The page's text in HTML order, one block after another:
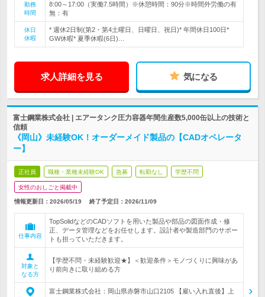
勤務
時間
8:00～17:00（実働7.5時間）※休憩時間：90分※時間外労働の有
無：有
休日
休暇
* 週休2日制(第2・第4土曜日、日曜日、祝日)* 年間休日100日*
GW休暇* 夏季休暇(6日)…
求人詳細を見る 気になる
富士鋼業株式会社 | エアータンク圧力容器年間生産数5,000缶以上の技術と
信頼
《岡山》未経験OK！オーダーメイド製品の【CADオペレータ
ー】
正社員 職種・業種未経験OK 急募 転勤なし 学歴不問
女性のおしごと掲載中
情報更新日：2026/05/19 終了予定日： 2026/11/09
仕事内容
TopSolidなどのCADソフトを用いた製品や部品の図面作成・修
正、データ管理などをお任せします。設計者や製造部門のサポー
トも担っていただきます。
対象と
なる方
【学歴不問・未経験歓迎★】＜歓迎条件＞モノづくりに興味があ
り前向きに取り組める方
富士鋼業株式会社：岡山県赤磐市山口2105 【雇い入れ直後】上